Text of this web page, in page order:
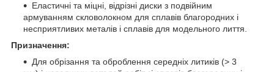
Еластичні та міцні, відрізні диски з подвійним
армуванням скловолокном для сплавів благородних і
несприятливих металів і сплавів для модельного лиття.
Призначення:
Для обрізання та оброблення середніх литиків (> 3